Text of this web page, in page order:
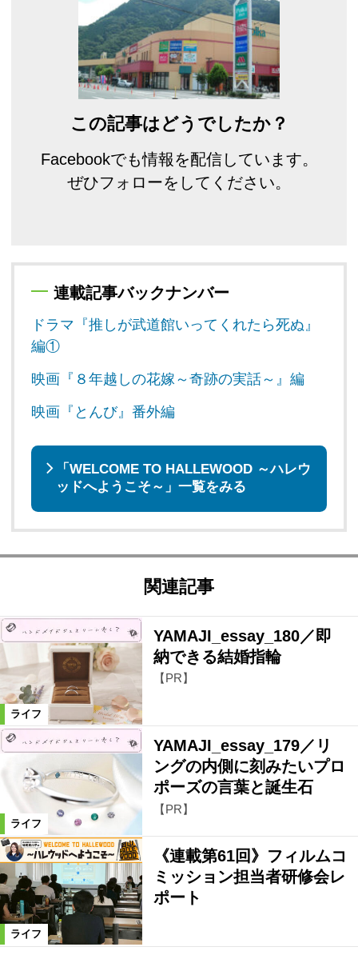
この記事はどうでしたか？
Facebookでも情報を配信しています。
ぜひフォローをしてください。
連載記事バックナンバー
ドラマ『推しが武道館いってくれたら死ぬ』
編①
映画『８年越しの花嫁～奇跡の実話～』編
映画『とんび』番外編
「WELCOME TO HALLEWOOD ～ハレウ
ッドへようこそ～」一覧をみる
関連記事
ライフ
YAMAJI_essay_180／即
納できる結婚指輪
【PR】
ライフ
YAMAJI_essay_179／リ
ングの内側に刻みたいプロ
ポーズの言葉と誕生石
【PR】
ライフ
《連載第61回》フィルムコ
ミッション担当者研修会レ
ポート